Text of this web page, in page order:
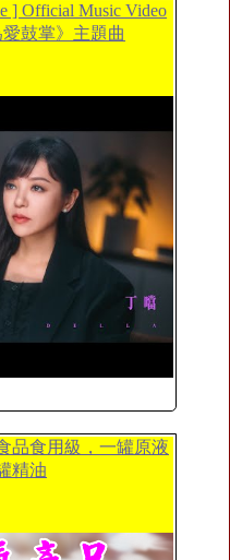
] Official Music Video
愛鼓掌》主題曲
品食用級，一罐原液
精油